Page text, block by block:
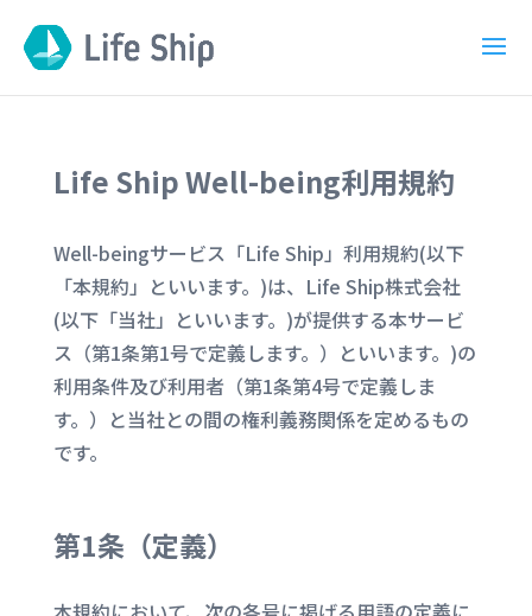
Life Ship Well-being利用規約
Well-beingサービス「Life Ship」利用規約(以下
「本規約」といいます。)は、Life Ship株式会社
(以下「当社」といいます。)が提供する本サービ
ス（第1条第1号で定義します。）といいます。)の
利用条件及び利用者（第1条第4号で定義しま
す。）と当社との間の権利義務関係を定めるもの
です。
第1条（定義）